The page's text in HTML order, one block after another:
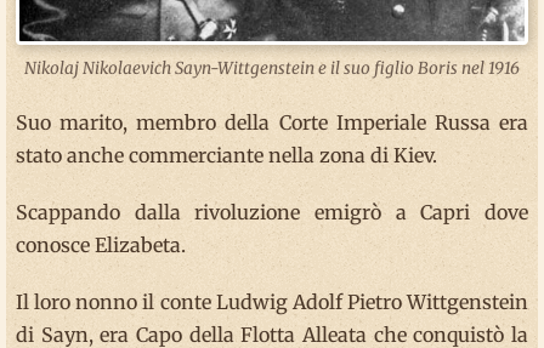
Nikolaj Nikolaevich Sayn-Wittgenstein e il suo figlio Boris nel 1916
Suo marito, membro della Corte Imperiale Russa era
stato anche commerciante nella zona di Kiev.
Scappando dalla rivoluzione emigrò a Capri dove
conosce Elizabeta.
Il loro nonno il conte Ludwig Adolf Pietro Wittgenstein
di Sayn, era Capo della Flotta Alleata che conquistò la